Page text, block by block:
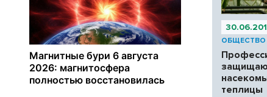
ОБЩЕСТВО
теплицы